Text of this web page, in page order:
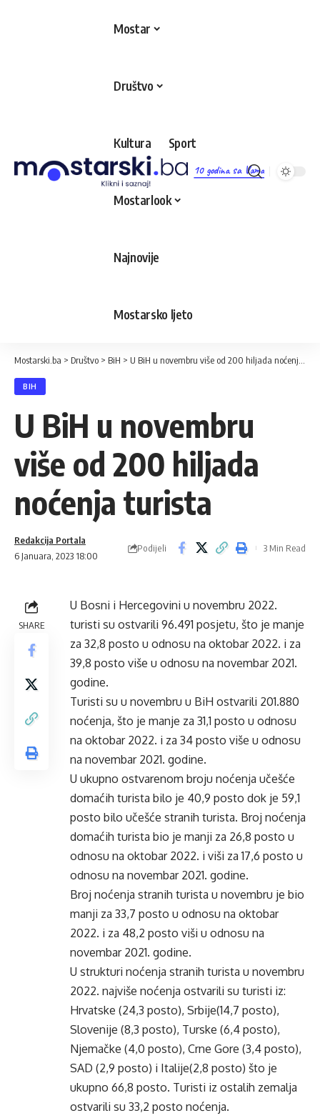
10 godina sa Vama
Mostar
Društvo
Kultura Sport
Mostarlook
Najnovije
Mostarsko ljeto
Mostarski.ba > Društvo > BiH > U BiH u novembru više od 200 hiljada noćenja turista
BIH
U BiH u novembru
više od 200 hiljada
noćenja turista
6 Januara, 2023 18:00
Redakcija Portala
Podijeli 3 Min Read
SHARE
U Bosni i Hercegovini u novembru 2022.
turisti su ostvarili 96.491 posjetu, što je manje
za 32,8 posto u odnosu na oktobar 2022. i za
39,8 posto više u odnosu na novembar 2021.
godine.
Turisti su u novembru u BiH ostvarili 201.880
noćenjа, što je manje za 31,1 posto u odnosu
na oktobar 2022. i za 34 posto više u odnosu
na novembar 2021. godine.
U ukupno ostvarenom broju noćenja učešće
domaćih turista bilo je 40,9 posto dok je 59,1
posto bilo učešće stranih turista. Broj noćenja
domaćih turista bio je manji za 26,8 posto u
odnosu na oktobar 2022. i viši za 17,6 posto u
odnosu na novembar 2021. godine.
Broj noćenja stranih turista u novembru je bio
manji za 33,7 posto u odnosu na oktobar
2022. i za 48,2 posto viši u odnosu na
novembar 2021. godine.
U strukturi noćenja stranih turista u novembru
2022. najviše noćenja ostvarili su turisti iz:
Hrvatske (24,3 posto), Srbije(14,7 posto),
Slovenije (8,3 posto), Turske (6,4 posto),
Njemačke (4,0 posto), Crne Gore (3,4 posto),
SAD (2,9 posto) i Italije(2,8 posto) što je
ukupno 66,8 posto. Turisti iz ostalih zemalja
ostvarili su 33,2 posto noćenja.